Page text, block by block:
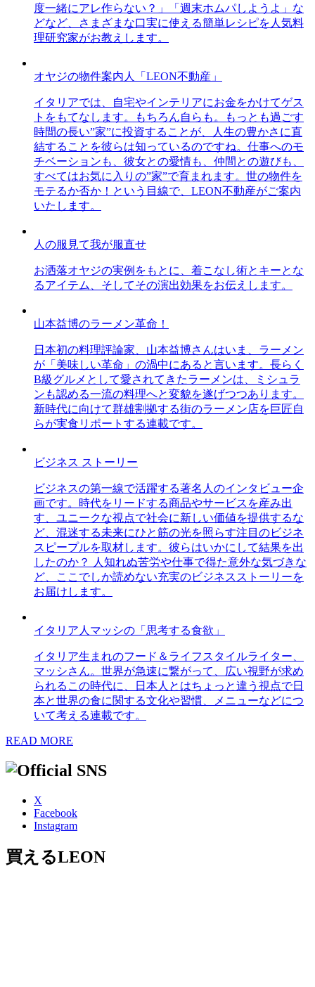
度一緒にアレ作らない？」「週末ホムパしようよ」な
どなど、さまざまな口実に使える簡単レシピを人気料
理研究家がお教えします。
オヤジの物件案内人「LEON不動産」
イタリアでは、自宅やインテリアにお金をかけてゲス
トをもてなします。もちろん自らも。もっとも過ごす
時間の長い”家”に投資することが、人生の豊かさに直
結することを彼らは知っているのですね。仕事へのモ
チベーションも、彼女との愛情も、仲間との遊びも、
すべてはお気に入りの”家”で育まれます。世の物件を
モテるか否か！という目線で、LEON不動産がご案内
いたします。
人の服見て我が服直せ
お洒落オヤジの実例をもとに、着こなし術とキーとな
るアイテム、そしてその演出効果をお伝えします。
山本益博のラーメン革命！
日本初の料理評論家、山本益博さんはいま、ラーメン
が「美味しい革命」の渦中にあると言います。長らく
B級グルメとして愛されてきたラーメンは、ミシュラ
ンも認める一流の料理へと変貌を遂げつつあります。
新時代に向けて群雄割拠する街のラーメン店を巨匠自
らが実食リポートする連載です。
ビジネス ストーリー
ビジネスの第一線で活躍する著名人のインタビュー企
画です。時代をリードする商品やサービスを産み出
す、ユニークな視点で社会に新しい価値を提供するな
ど、混迷する未来にひと筋の光を照らす注目のビジネ
スピープルを取材します。彼らはいかにして結果を出
したのか？ 人知れぬ苦労や仕事で得た意外な気づきな
ど、ここでしか読めない充実のビジネスストーリーを
お届けします。
イタリア人マッシの「思考する食欲」
イタリア生まれのフード＆ライフスタイルライター、
マッシさん。世界が急速に繋がって、広い視野が求め
られるこの時代に、日本人とはちょっと違う視点で日
本と世界の食に関する文化や習慣、メニューなどにつ
いて考える連載です。
READ MORE
X
Facebook
Instagram
買えるLEON